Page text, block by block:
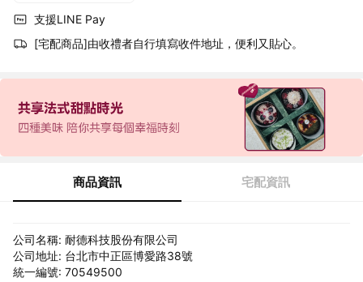
支援LINE Pay
[宅配商品]由收禮者自行填寫收件地址，便利又貼心。
商品資訊 宅配資訊
公司名稱: 耐德科技股份有限公司
公司地址: 台北市中正區博愛路38號
統一編號: 70549500